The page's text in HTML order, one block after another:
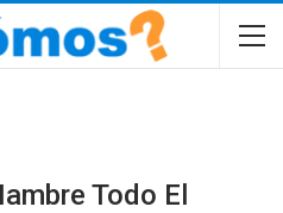
Todo El